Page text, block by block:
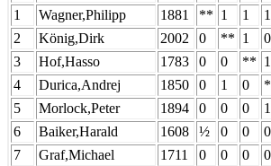
1
Wagner,Philipp 1881 ** 1 1 1
2
König,Dirk 2002 0 ** 1 0
3
Hof,Hasso 1783 0 0 ** 1
4
Durica,Andrej 1850 0 1 0
5
Morlock,Peter 1894 0 0 0 1
6
Baiker,Harald 1608 ½ 0 0 0
7
Graf,Michael 1711 0 0 0 0